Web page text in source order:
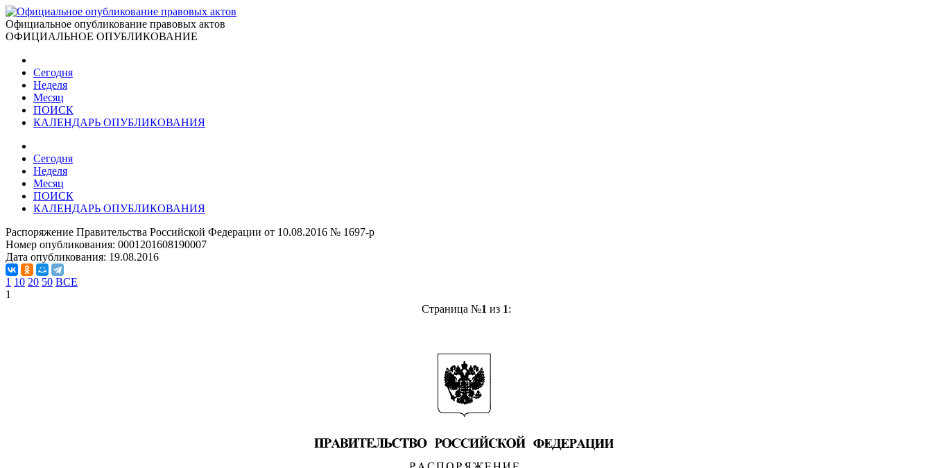
Официальное опубликование правовых актов
ОФИЦИАЛЬНОЕ ОПУБЛИКОВАНИЕ
Сегодня
Неделя
Месяц
ПОИСК
КАЛЕНДАРЬ ОПУБЛИКОВАНИЯ
Сегодня
Неделя
Месяц
ПОИСК
КАЛЕНДАРЬ ОПУБЛИКОВАНИЯ
Распоряжение Правительства Российской Федерации от 10.08.2016 № 1697-р
Номер опубликования: 0001201608190007
Дата опубликования: 19.08.2016
1 10 20 50 ВСЕ
1
Страница №1 из 1: